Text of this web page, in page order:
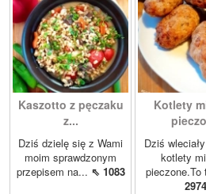
Kaszotto z pęczaku
z...
Dziś dzielę się z Wami
moim sprawdzonym
przepisem na... ⇖ 1083
Kotlety
Dziś
kotlety
pieczone.To
2974